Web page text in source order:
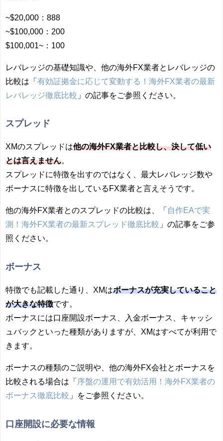
~$20,000：888
~$100,000：200
$100,001~：100
レバレッジの基礎知識や、他の海外FX業者とレバレッジの
比較は「 有効証拠金に応じて変動する！海外FX業者の最新
レバレッジ徹底比較 」の記事をご参照ください。
スプレッド
XMのスプレッドは他の海外FX業者と比較し、決して低い
とは言えません。
スプレッドに特徴を出すのではなく、最大レバレッジ数や
ボーナスに特徴を出しているFX業者と言えそうです。
他の海外FX業者とのスプレッドの比較は、「 自作EAで実
測！海外FX業者の最新スプレッド徹底比較 」の記事をご参
照ください。
ボーナス
特徴でも記載した通り、XMはボーナスが充実していること
が大きな特徴です。
ボーナスには口座開設ボーナス、入金ボーナス、キャッシ
ュバックといった種類がありますが、XMはすべてが利用で
きます。
ボーナスの種類のご説明や、他の海外FX会社とボーナスを
比較される場合は「 序盤の運用で有効活用！海外FX業者の
ボーナス徹底比較 」をご参照ください。
口座開設に必要な情報